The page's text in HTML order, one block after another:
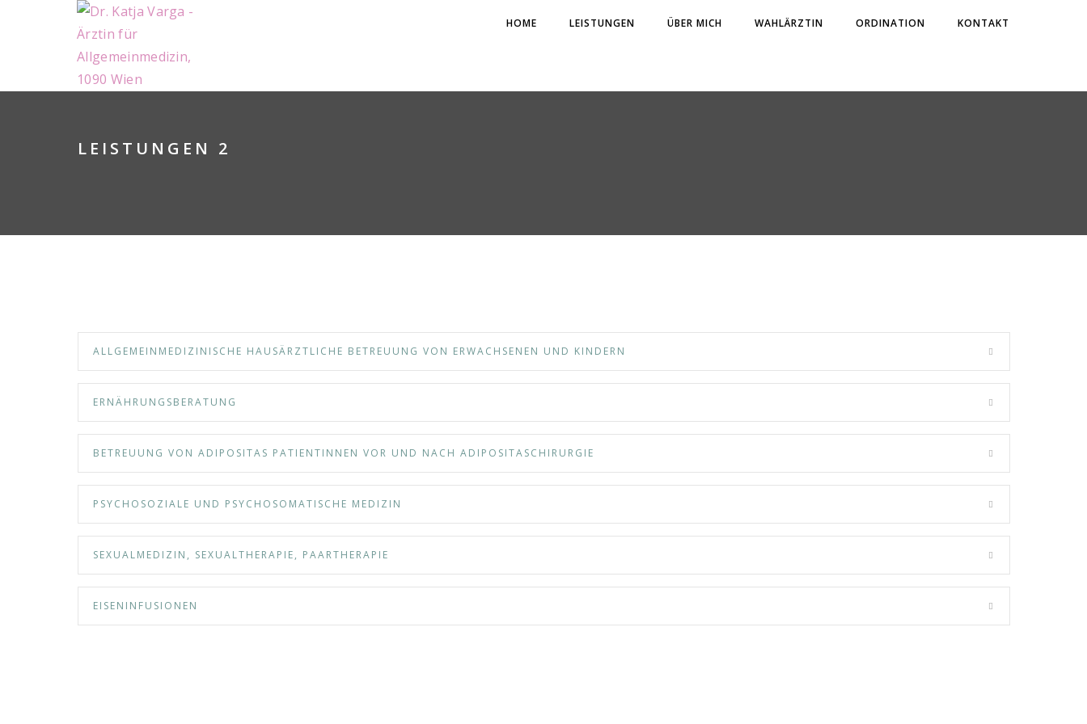
HOME LEISTUNGEN ÜBER MICH WAHLÄRZTIN ORDINATION KONTAKT
LEISTUNGEN 2
ALLGEMEINMEDIZINISCHE HAUSÄRZTLICHE BETREUUNG VON ERWACHSENEN UND KINDERN
ERNÄHRUNGSBERATUNG
BETREUUNG VON ADIPOSITAS PATIENTINNEN VOR UND NACH ADIPOSITASCHIRURGIE
PSYCHOSOZIALE UND PSYCHOSOMATISCHE MEDIZIN
SEXUALMEDIZIN, SEXUALTHERAPIE, PAARTHERAPIE
EISENINFUSIONEN